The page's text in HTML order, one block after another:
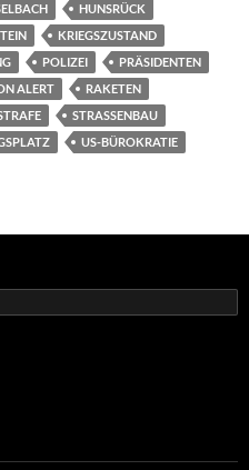
HUNSRÜCK
KRIEGSZUSTAND
POLIZEI
PRÄSIDENTEN
ALERT
RAKETEN
STRASSENBAU
US-BÜROKRATIE